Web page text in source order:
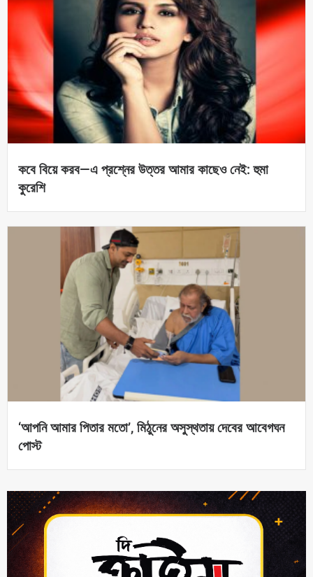
কবে বিয়ে করব—এ প্রশ্নের উত্তর আমার কাছেও নেই: হুমা
কুরেশি
‘আপনি আমার পিতার মতো’, মিঠুনের অসুস্থতায় দেবের আবেগঘন
পোস্ট